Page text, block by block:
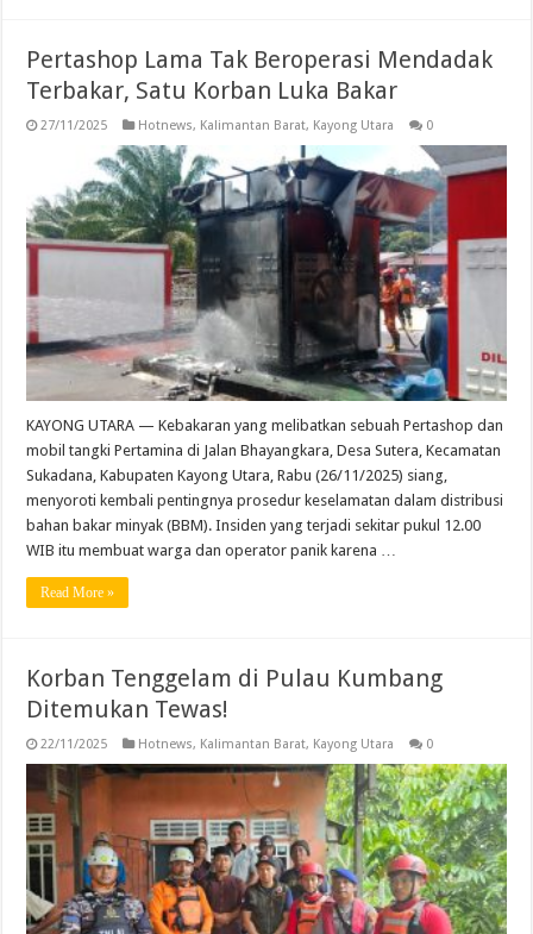
Pertashop Lama Tak Beroperasi Mendadak
Terbakar, Satu Korban Luka Bakar
27/11/2025 Hotnews, Kalimantan Barat, Kayong Utara 0
KAYONG UTARA — Kebakaran yang melibatkan sebuah Pertashop dan
mobil tangki Pertamina di Jalan Bhayangkara, Desa Sutera, Kecamatan
Sukadana, Kabupaten Kayong Utara, Rabu (26/11/2025) siang,
menyoroti kembali pentingnya prosedur keselamatan dalam distribusi
bahan bakar minyak (BBM). Insiden yang terjadi sekitar pukul 12.00
WIB itu membuat warga dan operator panik karena …
Read More »
Korban Tenggelam di Pulau Kumbang
Ditemukan Tewas!
22/11/2025 Hotnews, Kalimantan Barat, Kayong Utara 0